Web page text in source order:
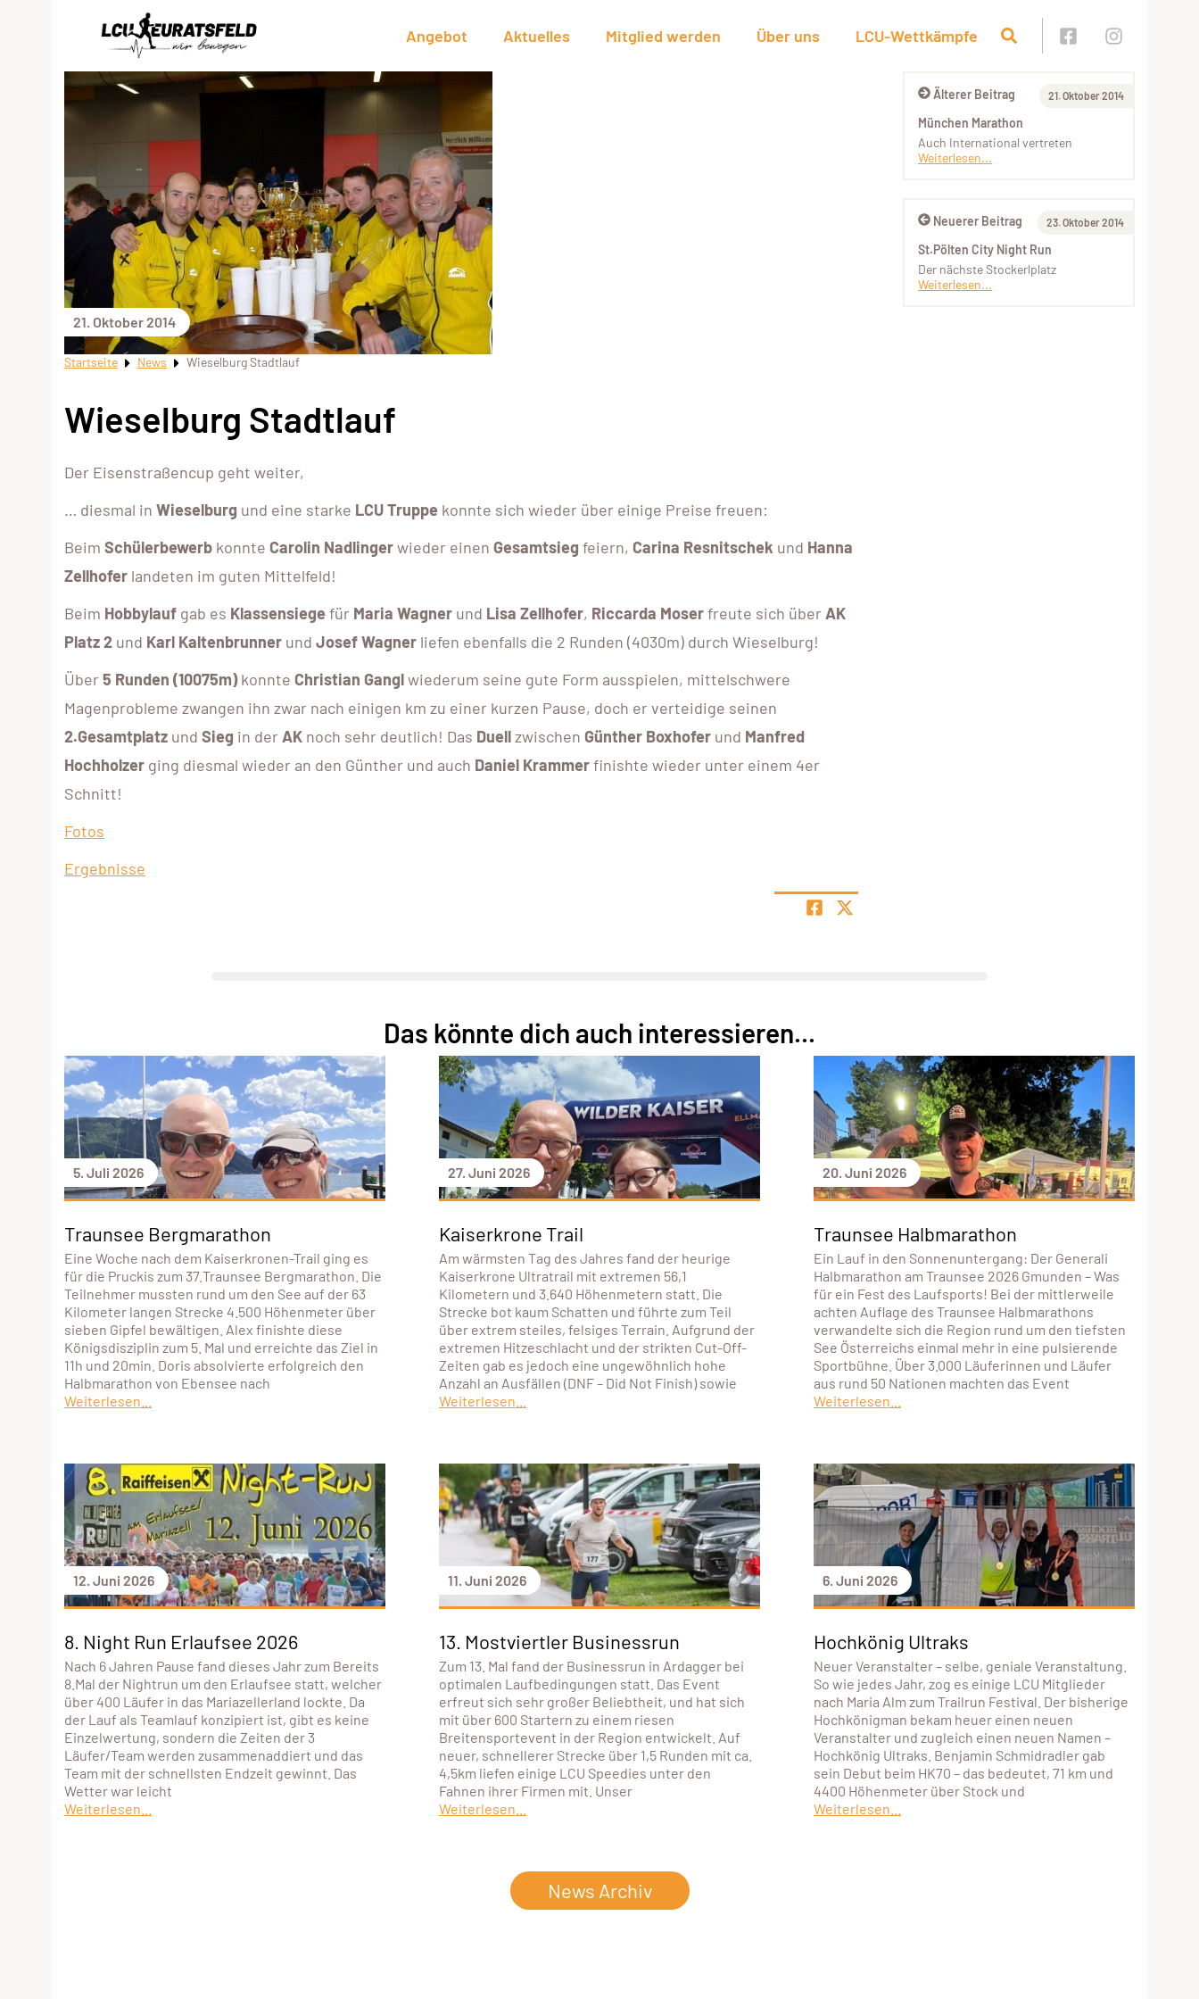
Angebot Aktuelles Mitglied werden Über uns LCU-Wettkämpfe
21. Oktober 2014
Startseite News Wieselburg Stadtlauf
Wieselburg Stadtlauf
Der Eisenstraßencup geht weiter,
… diesmal in Wieselburg und eine starke LCU Truppe konnte sich wieder über einige Preise freuen:
Beim Schülerbewerb konnte Carolin Nadlingerwieder einen Gesamtsieg feiern, Carina Resnitschek und Hanna
Zellhofer landeten im guten Mittelfeld!
Beim Hobbylauf gab es Klassensiegefür Maria Wagner und Lisa Zellhofer, Riccarda Moserfreute sich über AK
Platz 2 und Karl Kaltenbrunner und Josef Wagner liefen ebenfalls die 2 Runden (4030m) durch Wieselburg!
Über 5 Runden (10075m)konnte Christian Ganglwiederum seine gute Form ausspielen, mittelschwere
Magenprobleme zwangen ihn zwar nach einigen km zu einer kurzen Pause, doch er verteidige seinen
2.Gesamtplatz und Sieg in der AK noch sehr deutlich! Das Duellzwischen Günther Boxhofer und Manfred
Hochholzer ging diesmal wieder an den Günther und auch Daniel Krammerfinishte wieder unter einem 4er
Schnitt!
Fotos
Ergebnisse
Älterer Beitrag 21. Oktober 2014
München Marathon
Auch International vertreten
Weiterlesen...
Neuerer Beitrag 23. Oktober 2014
St.Pölten City Night Run
Der nächste Stockerlplatz
Weiterlesen...
Das könnte dich auch interessieren...
5. Juli 2026
Traunsee Bergmarathon
Eine Woche nach dem Kaiserkronen-Trail ging es
für die Pruckis zum 37.Traunsee Bergmarathon. Die
Teilnehmer mussten rund um den See auf der 63
Kilometer langen Strecke 4.500 Höhenmeter über
sieben Gipfel bewältigen. Alex finishte diese
Königsdisziplin zum 5. Mal und erreichte das Ziel in
11h und 20min. Doris absolvierte erfolgreich den
Halbmarathon von Ebensee nach
Weiterlesen...
27. Juni 2026
Kaiserkrone Trail
Am wärmsten Tag des Jahres fand der heurige
Kaiserkrone Ultratrail mit extremen 56,1
Kilometern und 3.640 Höhenmetern statt. Die
Strecke bot kaum Schatten und führte zum Teil
über extrem steiles, felsiges Terrain. Aufgrund der
extremen Hitzeschlacht und der strikten Cut-Off-
Zeiten gab es jedoch eine ungewöhnlich hohe
Anzahl an Ausfällen (DNF – Did Not Finish) sowie
Weiterlesen...
20. Juni 2026
Traunsee Halbmarathon
Ein Lauf in den Sonnenuntergang: Der Generali
Halbmarathon am Traunsee 2026 Gmunden – Was
für ein Fest des Laufsports! Bei der mittlerweile
achten Auflage des Traunsee Halbmarathons
verwandelte sich die Region rund um den tiefsten
See Österreichs einmal mehr in eine pulsierende
Sportbühne. Über 3.000 Läuferinnen und Läufer
aus rund 50 Nationen machten das Event
Weiterlesen...
12. Juni 2026
8. Night Run Erlaufsee 2026
Nach 6 Jahren Pause fand dieses Jahr zum Bereits
8.Mal der Nightrun um den Erlaufsee statt, welcher
über 400 Läufer in das Mariazellerland lockte. Da
der Lauf als Teamlauf konzipiert ist, gibt es keine
Einzelwertung, sondern die Zeiten der 3
Läufer/Team werden zusammenaddiert und das
Team mit der schnellsten Endzeit gewinnt. Das
Wetter war leicht
Weiterlesen...
11. Juni 2026
13. Mostviertler Businessrun
Zum 13. Mal fand der Businessrun in Ardagger bei
optimalen Laufbedingungen statt. Das Event
erfreut sich sehr großer Beliebtheit, und hat sich
mit über 600 Startern zu einem riesen
Breitensportevent in der Region entwickelt. Auf
neuer, schnellerer Strecke über 1,5 Runden mit ca.
4,5km liefen einige LCU Speedies unter den
Fahnen ihrer Firmen mit. Unser
Weiterlesen...
6. Juni 2026
Hochkönig Ultraks
Neuer Veranstalter – selbe, geniale Veranstaltung.
So wie jedes Jahr, zog es einige LCU Mitglieder
nach Maria Alm zum Trailrun Festival. Der bisherige
Hochkönigman bekam heuer einen neuen
Veranstalter und zugleich einen neuen Namen –
Hochkönig Ultraks. Benjamin Schmidradler gab
sein Debut beim HK70 – das bedeutet, 71 km und
4400 Höhenmeter über Stock und
Weiterlesen...
News Archiv